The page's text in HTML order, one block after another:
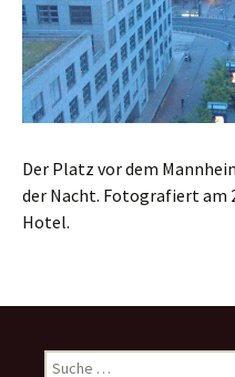
Der Platz vor dem
der Nacht. Fotografiert am
Hotel.
Suche nach: